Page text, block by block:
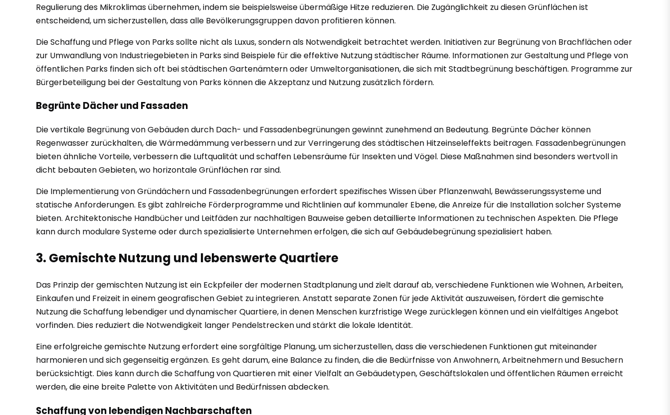
Regulierung des Mikroklimas übernehmen, indem sie beispielsweise übermäßige Hitze reduzieren. Die Zugänglichkeit zu diesen Grünflächen ist
entscheidend, um sicherzustellen, dass alle Bevölkerungsgruppen davon profitieren können.
Die Schaffung und Pflege von Parks sollte nicht als Luxus, sondern als Notwendigkeit betrachtet werden. Initiativen zur Begrünung von Brachflächen oder
zur Umwandlung von Industriegebieten in Parks sind Beispiele für die effektive Nutzung städtischer Räume. Informationen zur Gestaltung und Pflege von
öffentlichen Parks finden sich oft bei städtischen Gartenämtern oder Umweltorganisationen, die sich mit Stadtbegrünung beschäftigen. Programme zur
Bürgerbeteiligung bei der Gestaltung von Parks können die Akzeptanz und Nutzung zusätzlich fördern.
Begrünte Dächer und Fassaden
Die vertikale Begrünung von Gebäuden durch Dach- und Fassadenbegrünungen gewinnt zunehmend an Bedeutung. Begrünte Dächer können
Regenwasser zurückhalten, die Wärmedämmung verbessern und zur Verringerung des städtischen Hitzeinseleffekts beitragen. Fassadenbegrünungen
bieten ähnliche Vorteile, verbessern die Luftqualität und schaffen Lebensräume für Insekten und Vögel. Diese Maßnahmen sind besonders wertvoll in
dicht bebauten Gebieten, wo horizontale Grünflächen rar sind.
Die Implementierung von Gründächern und Fassadenbegrünungen erfordert spezifisches Wissen über Pflanzenwahl, Bewässerungssysteme und
statische Anforderungen. Es gibt zahlreiche Förderprogramme und Richtlinien auf kommunaler Ebene, die Anreize für die Installation solcher Systeme
bieten. Architektonische Handbücher und Leitfäden zur nachhaltigen Bauweise geben detaillierte Informationen zu technischen Aspekten. Die Pflege
kann durch modulare Systeme oder durch spezialisierte Unternehmen erfolgen, die sich auf Gebäudebegrünung spezialisiert haben.
3. Gemischte Nutzung und lebenswerte Quartiere
Das Prinzip der gemischten Nutzung ist ein Eckpfeiler der modernen Stadtplanung und zielt darauf ab, verschiedene Funktionen wie Wohnen, Arbeiten,
Einkaufen und Freizeit in einem geografischen Gebiet zu integrieren. Anstatt separate Zonen für jede Aktivität auszuweisen, fördert die gemischte
Nutzung die Schaffung lebendiger und dynamischer Quartiere, in denen Menschen kurzfristige Wege zurücklegen können und ein vielfältiges Angebot
vorfinden. Dies reduziert die Notwendigkeit langer Pendelstrecken und stärkt die lokale Identität.
Eine erfolgreiche gemischte Nutzung erfordert eine sorgfältige Planung, um sicherzustellen, dass die verschiedenen Funktionen gut miteinander
harmonieren und sich gegenseitig ergänzen. Es geht darum, eine Balance zu finden, die die Bedürfnisse von Anwohnern, Arbeitnehmern und Besuchern
berücksichtigt. Dies kann durch die Schaffung von Quartieren mit einer Vielfalt an Gebäudetypen, Geschäftslokalen und öffentlichen Räumen erreicht
werden, die eine breite Palette von Aktivitäten und Bedürfnissen abdecken.
Schaffung von lebendigen Nachbarschaften